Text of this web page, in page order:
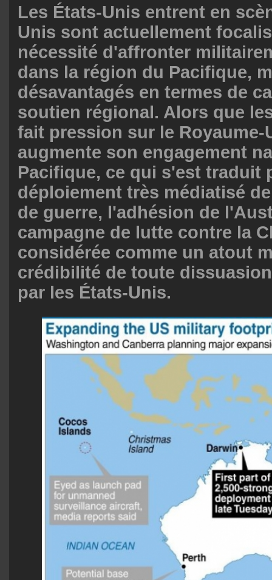
Les États-Unis entrent en
Unis sont actuellement
nécessité d'affronter
dans la région du Pacifique,
désavantagés en termes de
soutien régional. Alors que
fait pression sur le
augmente son engagement
Pacifique, ce qui s'est traduit
déploiement très médiatisé
de guerre, l'adhésion de
campagne de lutte contre la
considérée comme un atout
crédibilité de toute
par les États-Unis.